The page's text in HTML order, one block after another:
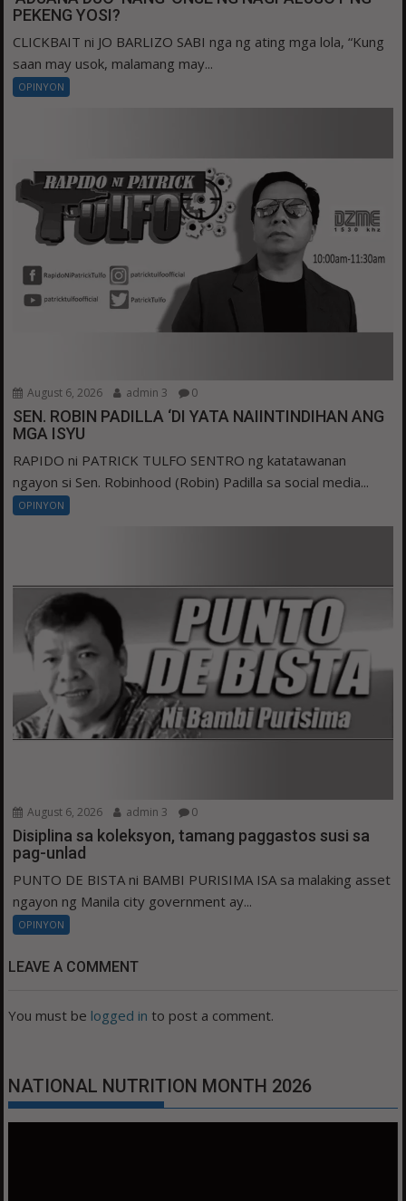
PEKENG YOSI?
CLICKBAIT ni JO BARLIZO SABI nga ng ating mga lola, “Kung
saan may usok, malamang may...
OPINYON
August 6, 2026 admin 3 0
SEN. ROBIN PADILLA ‘DI YATA NAIINTINDIHAN ANG
MGA ISYU
RAPIDO ni PATRICK TULFO SENTRO ng katatawanan
ngayon si Sen. Robinhood (Robin) Padilla sa social media...
OPINYON
August 6, 2026 admin 3 0
Disiplina sa koleksyon, tamang paggastos susi sa
pag-unlad
PUNTO DE BISTA ni BAMBI PURISIMA ISA sa malaking asset
ngayon ng Manila city government ay...
OPINYON
LEAVE A COMMENT
You must be logged in to post a comment.
NATIONAL NUTRITION MONTH 2026